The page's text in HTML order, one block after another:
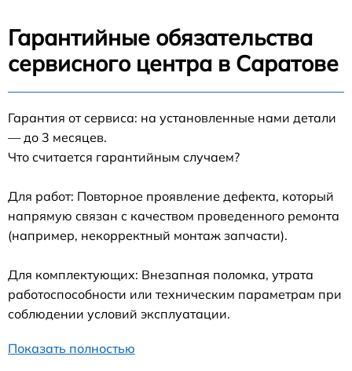
Гарантийные обязательства
сервисного центра в Саратове
Гарантия от сервиса: на установленные нами детали
— до 3 месяцев.
Что считается гарантийным случаем?
Для работ: Повторное проявление дефекта, который
напрямую связан с качеством проведенного ремонта
(например, некорректный монтаж запчасти).
Для комплектующих: Внезапная поломка, утрата
работоспособности или техническим параметрам при
соблюдении условий эксплуатации.
Показать полностью